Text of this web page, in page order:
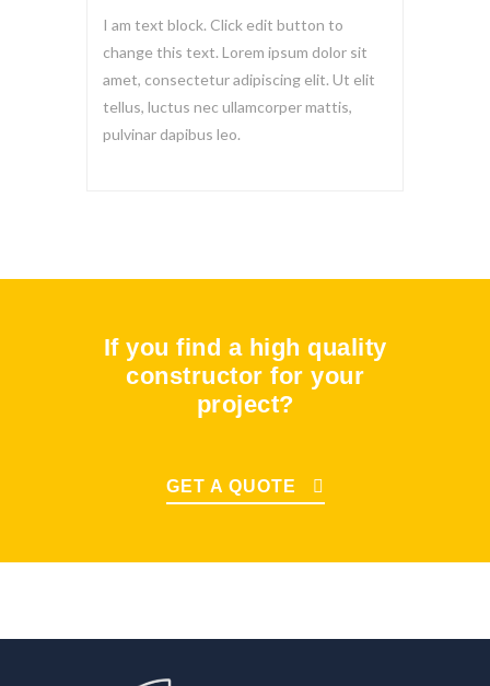
I am text block. Click edit button to
change this text. Lorem ipsum dolor sit
amet, consectetur adipiscing elit. Ut elit
tellus, luctus nec ullamcorper mattis,
pulvinar dapibus leo.
If you find a high quality
constructor for your
project?
GET A QUOTE